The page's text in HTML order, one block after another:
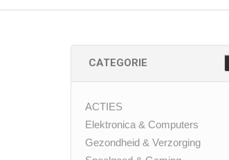
CATEGORIE
ACTIES
Elektronica & Computers
Gezondheid & Verzorging